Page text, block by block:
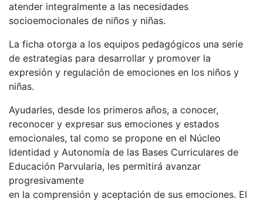
atender integralmente a las necesidades
socioemocionales de niños y niñas.
La ficha otorga a los equipos pedagógicos una serie
de estrategias para desarrollar y promover la
expresión y regulación de emociones en los niños y
niñas.
Ayudarles, desde los primeros años, a conocer,
reconocer y expresar sus emociones y estados
emocionales, tal como se propone en el Núcleo
Identidad y Autonomía de las Bases Curriculares de
Educación Parvularia, les permitirá avanzar
progresivamente
en la comprensión y aceptación de sus emociones. El